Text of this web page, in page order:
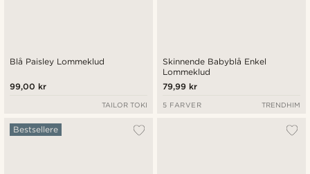
Blå Paisley Lommeklud
99,00 kr
TAILOR TOKI
Skinnende Babyblå Enkel
Lommeklud
79,99 kr
5 FARVER TRENDHIM
Bestsellere